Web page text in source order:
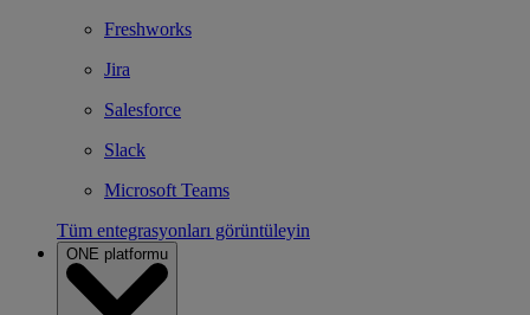
Freshworks
Jira
Salesforce
Slack
Microsoft Teams
Tüm entegrasyonları görüntüleyin
ONE platformu